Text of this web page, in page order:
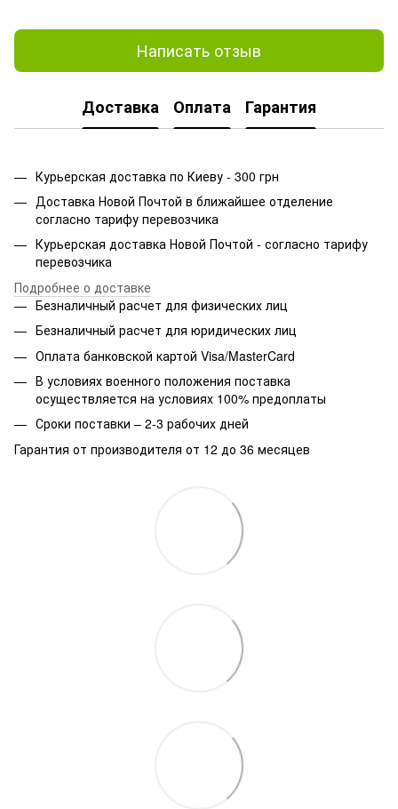
Написать отзыв
Доставка Оплата Гарантия
Курьерская доставка по Киеву - 300 грн
Доставка Новой Почтой в ближайшее отделение
согласно тарифу перевозчика
Курьерская доставка Новой Почтой - согласно тарифу
перевозчика
Подробнее о доставке
Безналичный расчет для физических лиц
Безналичный расчет для юридических лиц
Оплата банковской картой Visa/MasterCard
В условиях военного положения поставка
осуществляется на условиях 100% предоплаты
Сроки поставки – 2-3 рабочих дней
Гарантия от производителя от 12 до 36 месяцев